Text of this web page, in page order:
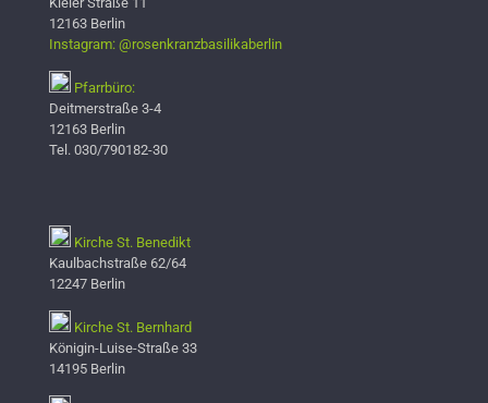
12163 Berlin
Instagram: @rosenkranzbasilikaberlin
Pfarrbüro:
Deitmerstraße 3-4
12163 Berlin
Tel. 030/790182-30
Kirche St. Benedikt
Kaulbachstraße 62/64
12247 Berlin
Kirche St. Bernhard
Königin-Luise-Straße 33
14195 Berlin